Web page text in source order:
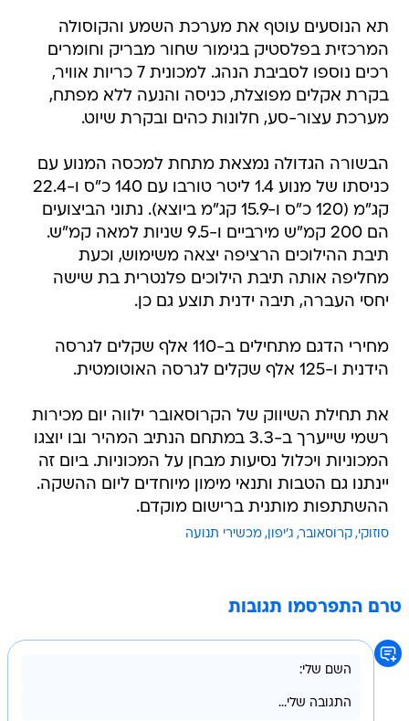
תא הנוסעים עוטף את מערכת השמע והקוסולה
המרכזית בפלסטיק בגימור שחור מבריק וחומרים
רכים נוספו לסביבת הנהג. למכונית 7 כריות אוויר,
בקרת אקלים מפוצלת, כניסה והנעה ללא מפתח,
מערכת עצור-סע, חלונות כהים ובקרת שיוט.
הבשורה הגדולה נמצאת מתחת למכסה המנוע עם
כניסתו של מנוע 1.4 ליטר טורבו עם 140 כ"ס ו-22.4
קג"מ (120 כ"ס ו-15.9 קג"מ ביוצא). נתוני הביצועים
הם 200 קמ"ש מירביים ו-9.5 שניות למאה קמ"ש.
תיבת ההילוכים הרציפה יצאה משימוש, וכעת
מחליפה אותה תיבת הילוכים פלנטרית בת שישה
יחסי העברה, תיבה ידנית תוצע גם כן.
מחירי הדגם מתחילים ב-110 אלף שקלים לגרסה
הידנית ו-125 אלף שקלים לגרסה האוטומטית.
את תחילת השיווק של הקרוסאובר ילווה יום מכירות
רשמי שייערך ב-3.3 במתחם הנתיב המהיר ובו יוצגו
המכוניות ויכלול נסיעות מבחן על המכוניות. ביום זה
יינתנו גם הטבות ותנאי מימון מיוחדים ליום ההשקה.
ההשתתפות מותנית ברישום מוקדם.
סוזוקי קרוסאובר ג'יפון מכשירי תנועה
טרם התפרסמו תגובות